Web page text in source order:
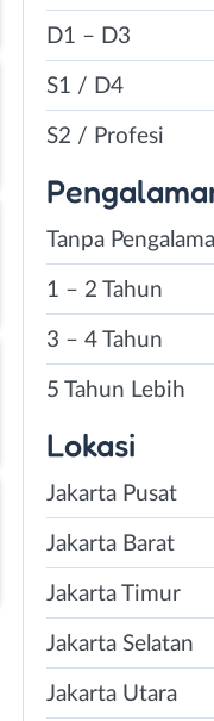
D1 – D3
S1 / D4
S2 / Profesi
Tanpa
1 – 2 Tahun
3 – 4 Tahun
5 Tahun Lebih
Lokasi
Jakarta Pusat
Jakarta Barat
Jakarta Timur
Jakarta Selatan
Jakarta Utara